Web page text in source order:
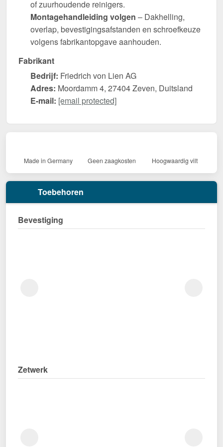
of zuurhoudende reinigers.
Montagehandleiding volgen – Dakhelling,
overlap, bevestigingsafstanden en schroefkeuze
volgens fabrikantopgave aanhouden.
Fabrikant
Bedrijf: Friedrich von Lien AG
Adres: Moordamm 4, 27404 Zeven, Duitsland
E-mail: [email protected]
Made in Germany Geen zaagkosten Hoogwaardig vilt
Toebehoren
Bevestiging
Zetwerk